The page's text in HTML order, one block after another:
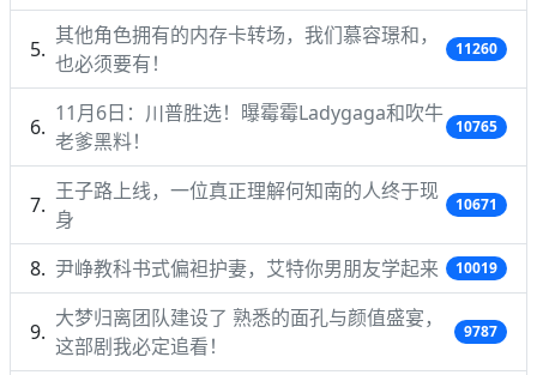
其他角色拥有的内存卡转场，我们慕容璟和，
也必须要有！
11260
11月6日：川普胜选！曝霉霉Ladygaga和吹牛
老爹黑料！
10765
王子路上线，一位真正理解何知南的人终于现
身
10671
尹峥教科书式偏袒护妻，艾特你男朋友学起来 10019
大梦归离团队建设了 熟悉的面孔与颜值盛宴，
这部剧我必定追看！
9787